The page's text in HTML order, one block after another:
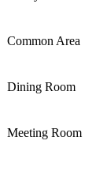
Common Area
Dining Room
Meeting Room